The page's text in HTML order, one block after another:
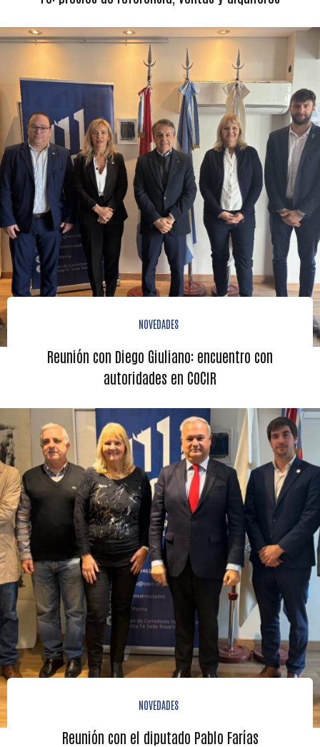
NOVEDADES
Reunión con Diego Giuliano: encuentro con
autoridades en COCIR
NOVEDADES
Reunión con el diputado Pablo Farías